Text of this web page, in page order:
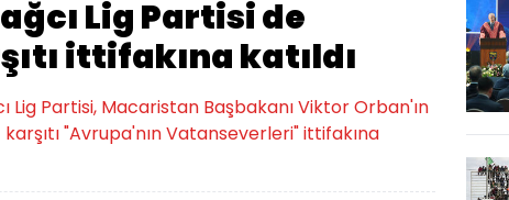
Lig Partisi de
ittifakına katıldı
Lig Partisi, Macaristan Başbakanı Viktor Orban'ın
"Avrupa'nın Vatanseverleri" ittifakına